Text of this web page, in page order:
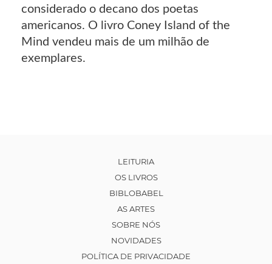
considerado o decano dos poetas
americanos. O livro Coney Island of the
Mind vendeu mais de um milhão de
exemplares.
LEITURIA
OS LIVROS
BIBLOBABEL
AS ARTES
SOBRE NÓS
NOVIDADES
POLÍTICA DE PRIVACIDADE